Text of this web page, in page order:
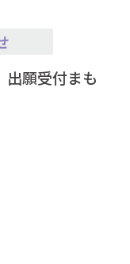
出願受付まも